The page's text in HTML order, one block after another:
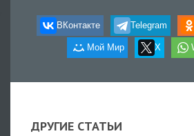
ВКонтакте Telegram
Мой Мир X
ДРУГИЕ СТАТЬИ